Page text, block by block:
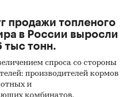
учреждений и базы
мониторингов.
данных статистики ООН
Statistics Division:
Statistics, Industrial
Food and Agriculture
продажи топленого
в России выросли
тыс тонн.
спроса со стороны
производителей кормов
и
комбинатов.